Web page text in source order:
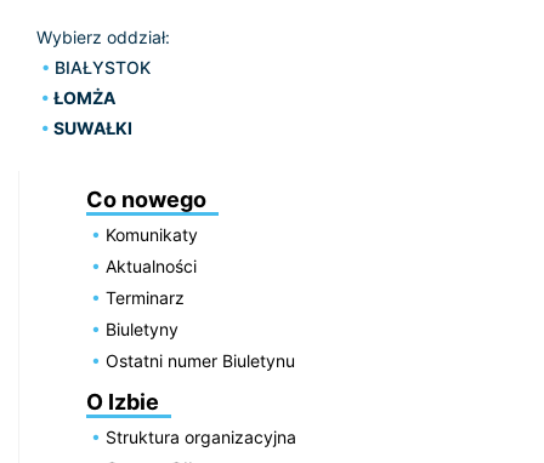
Wybierz oddział:
BIAŁYSTOK
ŁOMŻA
SUWAŁKI
Co nowego
Komunikaty
Aktualności
Terminarz
Biuletyny
Ostatni numer Biuletynu
O Izbie
Struktura organizacyjna